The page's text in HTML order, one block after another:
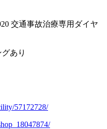
交通事故治療専用ダイヤ
あり
57172728/